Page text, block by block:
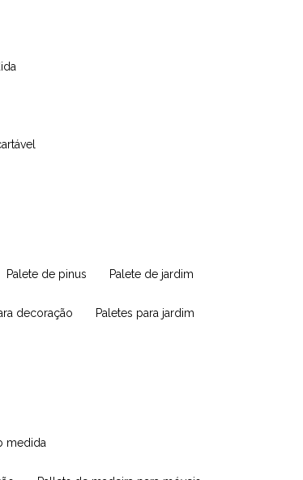
palete de pinus palete de jardim
decoração paletes para jardim
medida